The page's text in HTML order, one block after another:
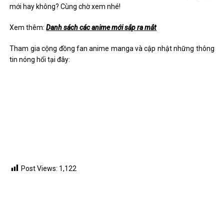
mới hay không? Cùng chờ xem nhé!
Xem thêm:Danh sách các anime mới sắp ra mắt
Tham gia cộng đồng fan anime manga và cập nhật những thông
tin nóng hổi tại đây:
Post Views: 1,122